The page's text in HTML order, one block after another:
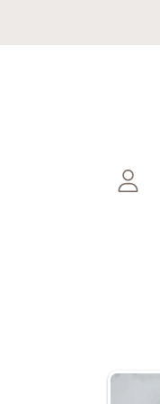
EINLOGGEN